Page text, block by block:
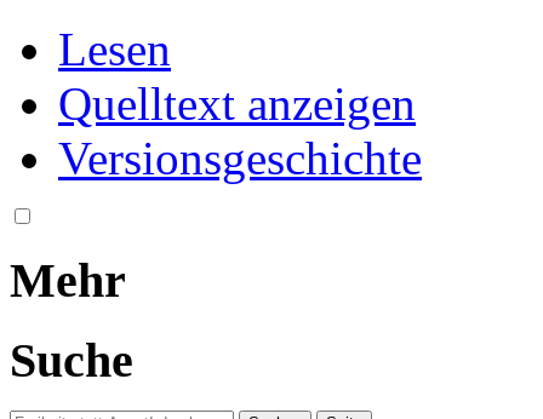
Lesen
Quelltext anzeigen
Versionsgeschichte
Mehr
Suche